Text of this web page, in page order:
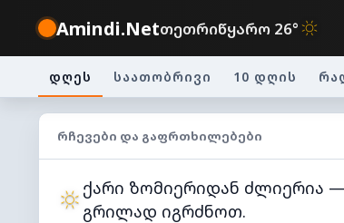
Amindi.Netთეთრიწყარო 26°
დღეს საათობრივი 10 დღის
ᲠᲩᲔᲕᲔᲑᲘ ᲓᲐ ᲒᲐᲤᲠᲗᲮᲘᲚᲔᲑᲔᲑᲘ
ქარი ზომიერიდან ძლიერია
გრილად იგრძნოთ.